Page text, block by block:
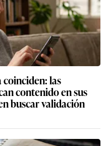
las
contenido en sus
buscar validación